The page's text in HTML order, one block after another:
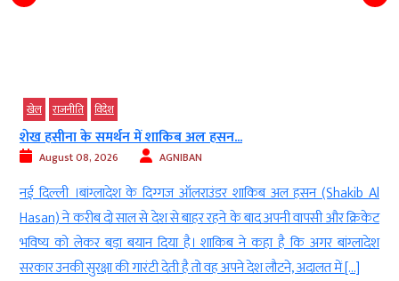
खेल राजनीति विदेश
शेख हसीना के समर्थन में शाकिब अल हसन...
August 08, 2026 AGNIBAN
नई दिल्ली ।बांग्लादेश के दिग्गज ऑलराउंडर शाकिब अल हसन (Shakib Al
Hasan) ने करीब दो साल से देश से बाहर रहने के बाद अपनी वापसी और क्रिकेट
भविष्य को लेकर बड़ा बयान दिया है। शाकिब ने कहा है कि अगर बांग्लादेश
सरकार उनकी सुरक्षा की गारंटी देती है तो वह अपने देश लौटने, अदालत में […]